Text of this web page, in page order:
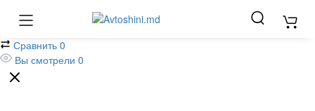
Сравнить 0
Вы смотрели 0